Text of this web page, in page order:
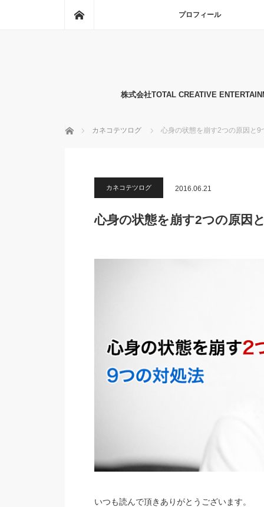
プロフィール
株式会社TOTAL CREATIVE
ホーム カネコテツログ 心身の状態を崩す2つの原因と9
カネコテツログ 2016.06.21
心身の状態を崩す2つの原因
いつも読んで頂きありがとうございます。